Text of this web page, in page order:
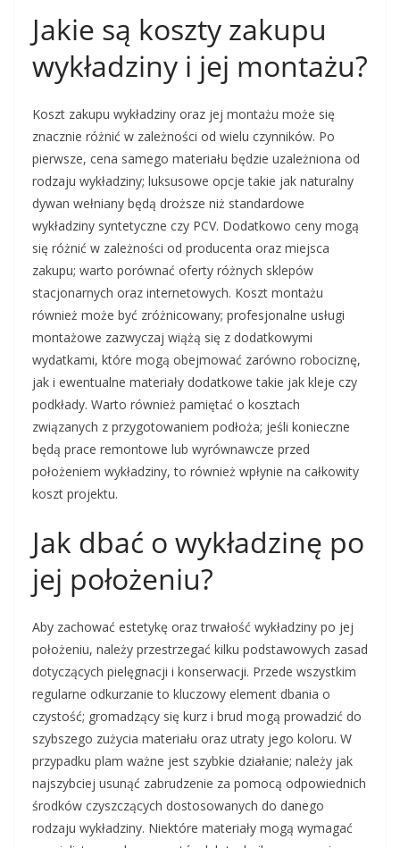
Jakie są koszty zakupu
wykładziny i jej montażu?
Koszt zakupu wykładziny oraz jej montażu może się
znacznie różnić w zależności od wielu czynników. Po
pierwsze, cena samego materiału będzie uzależniona od
rodzaju wykładziny; luksusowe opcje takie jak naturalny
dywan wełniany będą droższe niż standardowe
wykładziny syntetyczne czy PCV. Dodatkowo ceny mogą
się różnić w zależności od producenta oraz miejsca
zakupu; warto porównać oferty różnych sklepów
stacjonarnych oraz internetowych. Koszt montażu
również może być zróżnicowany; profesjonalne usługi
montażowe zazwyczaj wiążą się z dodatkowymi
wydatkami, które mogą obejmować zarówno robociznę,
jak i ewentualne materiały dodatkowe takie jak kleje czy
podkłady. Warto również pamiętać o kosztach
związanych z przygotowaniem podłoża; jeśli konieczne
będą prace remontowe lub wyrównawcze przed
położeniem wykładziny, to również wpłynie na całkowity
koszt projektu.
Jak dbać o wykładzinę po
jej położeniu?
Aby zachować estetykę oraz trwałość wykładziny po jej
położeniu, należy przestrzegać kilku podstawowych zasad
dotyczących pielęgnacji i konserwacji. Przede wszystkim
regularne odkurzanie to kluczowy element dbania o
czystość; gromadzący się kurz i brud mogą prowadzić do
szybszego zużycia materiału oraz utraty jego koloru. W
przypadku plam ważne jest szybkie działanie; należy jak
najszybciej usunąć zabrudzenie za pomocą odpowiednich
środków czyszczących dostosowanych do danego
rodzaju wykładziny. Niektóre materiały mogą wymagać